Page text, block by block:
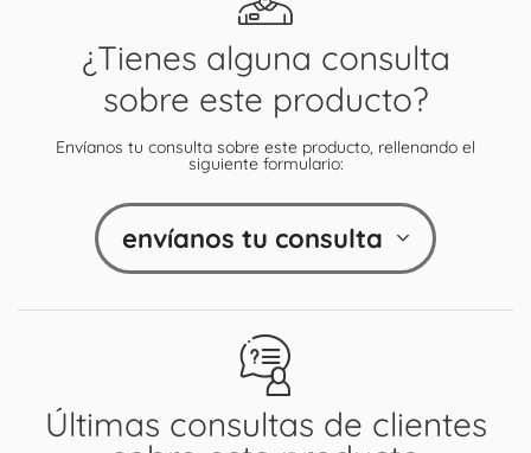
Últimas consultas de clientes
¿Tienes alguna consulta
sobre este producto?
Envíanos tu consulta sobre este producto, rellenando el
siguiente formulario:
envíanos tu consulta